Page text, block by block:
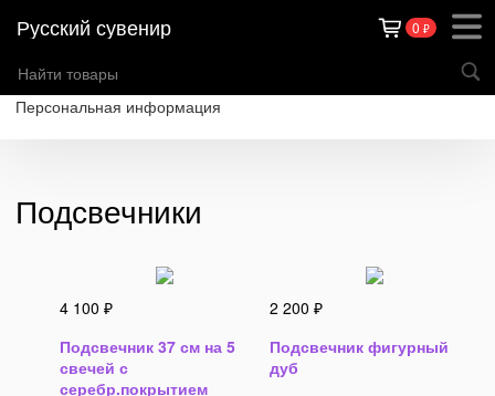
Русский сувенир 0 ₽
Каталог товаров
Персональная информация
Подсвечники
4 100 ₽
Подсвечник 37 см на 5
свечей с
серебр.покрытием
2 200 ₽
Подсвечник фигурный
дуб